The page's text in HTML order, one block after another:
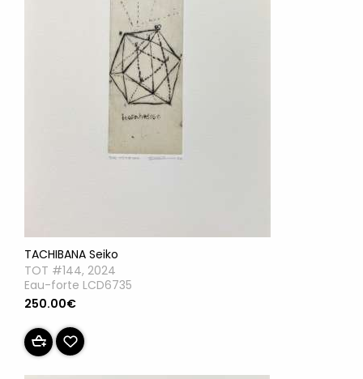
TACHIBANA Seiko
TOT #144, 2024
Eau-forte LCD6735
250.00€